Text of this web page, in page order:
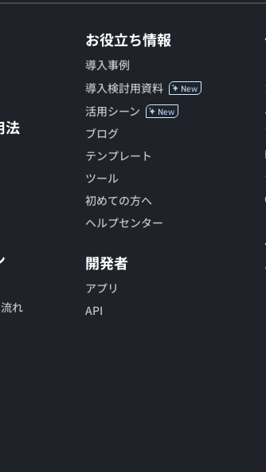
法
れ
お役立ち情報
導入事例
導入検討用資料
New
活用シーン New
ブログ
テンプレート
ツール
初めての方へ
ヘルプセンター
開発者
アプリ
API